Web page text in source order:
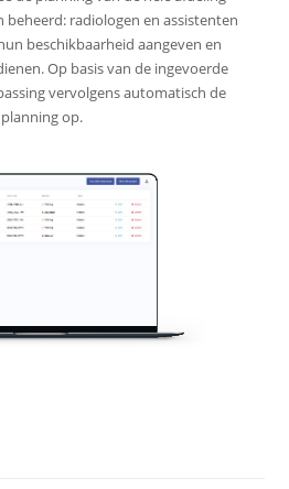
beheerd: radiologen en assistenten
beschikbaarheid aangeven en
Op basis van de ingevoerde
vervolgens automatisch de
planning op.